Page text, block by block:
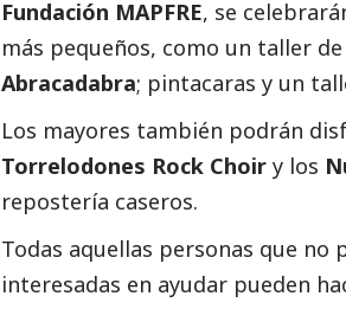
Fundación MAPFRE, se
más pequeños, como un taller
Abracadabra; pintacaras y un
Los mayores también podrán
Torrelodones Rock Choir y los
repostería caseros.
Todas aquellas personas que
interesadas en ayudar pueden